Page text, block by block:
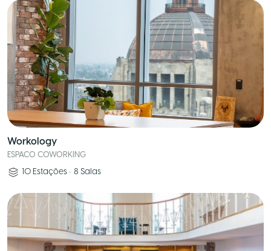
Workology
ESPACO COWORKING
10 Estações • 8 Salas